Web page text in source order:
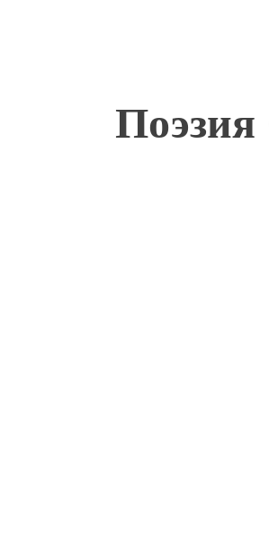
к
содержимому